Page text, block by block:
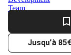
Jusqu'à